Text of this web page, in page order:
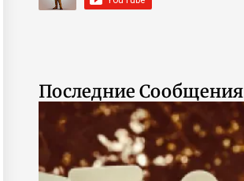
Последние Сообщения